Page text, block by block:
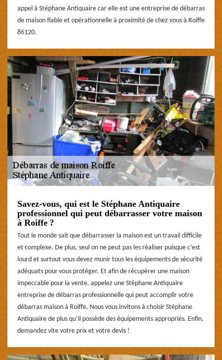
appel à Stéphane Antiquaire car elle est une entreprise de débarras
de maison fiable et opérationnelle à proximité de chez vous à Roiffe
86120.
Savez-vous, qui est le Stéphane Antiquaire
professionnel qui peut débarrasser votre maison
à Roiffe ?
Tout le monde sait que débarrasser la maison est un travail difficile
et complexe. De plus, seul on ne peut pas les réaliser puisque c’est
lourd et surtout vous devez munir tous les équipements de sécurité
adéquats pour vous protéger. Et afin de récupérer une maison
impeccable pour la vente, appelez une Stéphane Antiquaire
entreprise de débarras professionnelle qui peut accomplir votre
débarras maison à Roiffe. Nous vous invitons à choisir Stéphane
Antiquaire de plus qu’il possède des équipements appropriés. Enfin,
demandez vite votre prix et votre devis !